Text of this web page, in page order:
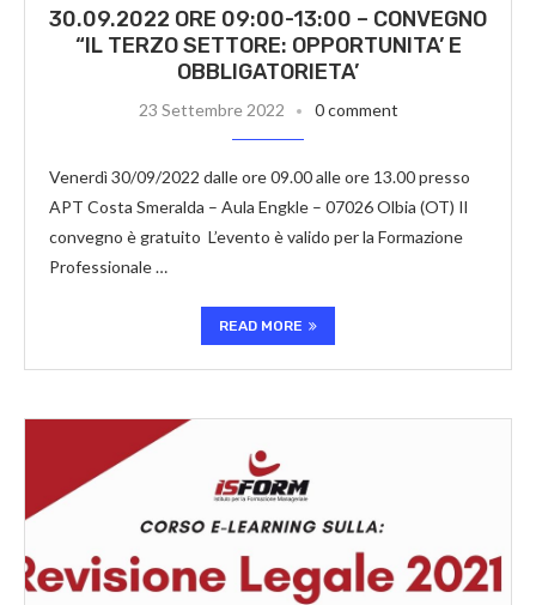
30.09.2022 ORE 09:00-13:00 – CONVEGNO
“IL TERZO SETTORE: OPPORTUNITA’ E
OBBLIGATORIETA’
23 Settembre 2022 0 comment
Venerdì 30/09/2022 dalle ore 09.00 alle ore 13.00 presso
APT Costa Smeralda – Aula Engkle – 07026 Olbia (OT) Il
convegno è gratuito L’evento è valido per la Formazione
Professionale …
READ MORE